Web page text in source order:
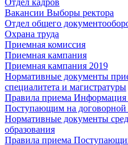
Вакансии Выборы ректора
Отдел общего
Охрана труда
Приемная комиссия
Приемная кампания
Приемная кампания 2019
Нормативные документы
специалитета и магистратуры
Правила приема Информация
Поступающим на договорной
Нормативные документы
образования
Правила приема